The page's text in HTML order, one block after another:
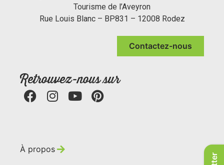
Tourisme de l’Aveyron
Rue Louis Blanc – BP831 – 12008 Rodez
Contactez-nous
Retrouvez-nous sur
À propos